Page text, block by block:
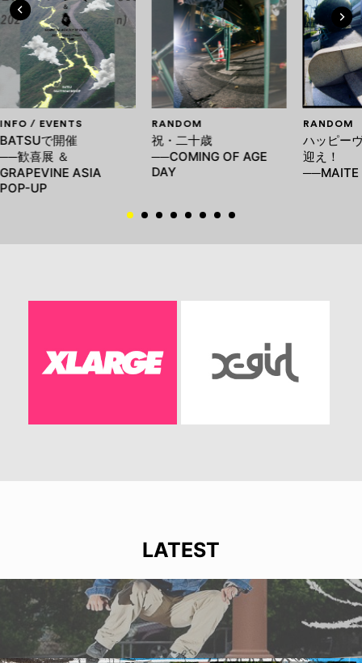
INFO / EVENTS
BATSUで開催
──歓喜展 ＆
GRAPEVINE ASIA
POP-UP
RANDOM
祝・二十歳
──COMING OF AGE
DAY
RANDOM
ハッピー
迎え！
──MAITE
LATEST